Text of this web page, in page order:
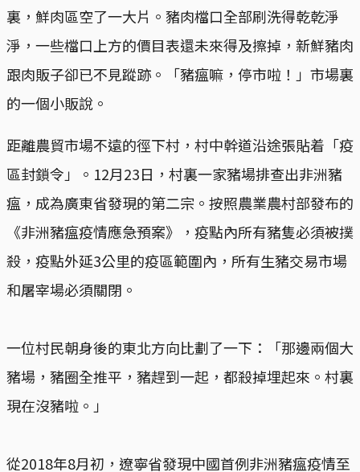
裏，鮮肉區空了一大片。豬肉檔口全部刷洗得乾乾淨
淨，一些檔口上方的價目表還未來得及擦掉，新鮮豬肉
跟肉販子卻已不見蹤跡。「豬瘟嘛，停市啦！」市場裏
的一個小販說。
距離農貿市場不遠的徑下村，村中幹道沿途張貼着「疫
區封鎖令」。12月23日，村裏一家豬場排查出非洲豬
瘟，成為廣東省發現的第二宗。按照農業農村部發布的
《非洲豬瘟疫情應急預案》，疫點內所有豬隻必須被撲
殺，疫點外延3公里的疫區範圍內，所有生豬交易市場
和屠宰場必須關閉。
一位村民朝身後的東北方向比劃了一下：「那邊兩個大
豬場，豬圈全推平，豬趕到一起，都殺掉埋起來。村裏
現在沒豬啦。」
從2018年8月初，遼寧省發現中國首例非洲豬瘟疫情至